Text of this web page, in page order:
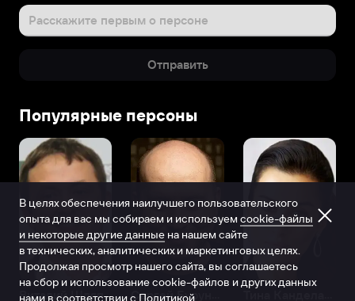
Расскажите первым о персоне
Отправить
Популярные персоны
Виталий Шляппо
В целях обеспечения наилучшего пользовательского
опыта для вас мы собираем и используем cookie-файлы
и некоторые другие данные на нашем сайте
в технических, аналитических и маркетинговых целях.
Продолжая просмотр нашего сайта, вы соглашаетесь
на сбор и использование cookie-файлов и других данных
нами в соответствии с Политикой